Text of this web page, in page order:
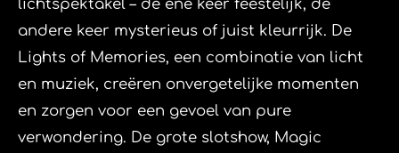
lichtspektakel – de ene keer feestelijk, de
andere keer mysterieus of juist kleurrijk. De
Lights of Memories, een combinatie van licht
en muziek, creëren onvergetelijke momenten
en zorgen voor een gevoel van pure
verwondering. De grote slotshow, Magic